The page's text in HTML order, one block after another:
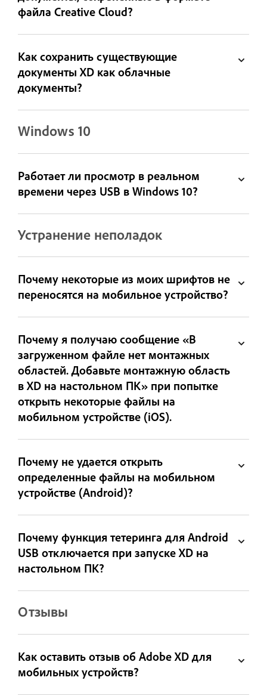
файла Creative Cloud?
Как сохранить существующие
документы XD как облачные
документы?
Windows 10
Работает ли просмотр в реальном
времени через USB в Windows 10?
Устранение неполадок
Почему некоторые из моих шрифтов не
переносятся на мобильное устройство?
Почему я получаю сообщение «В
загруженном файле нет монтажных
областей. Добавьте монтажную область
в XD на настольном ПК» при попытке
открыть некоторые файлы на
мобильном устройстве (iOS).
Почему не удается открыть
определенные файлы на мобильном
устройстве (Android)?
Почему функция тетеринга для Android
USB отключается при запуске XD на
настольном ПК?
Отзывы
Как оставить отзыв об Adobe XD для
мобильных устройств?